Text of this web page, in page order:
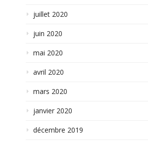
juillet 2020
juin 2020
mai 2020
avril 2020
mars 2020
janvier 2020
décembre 2019